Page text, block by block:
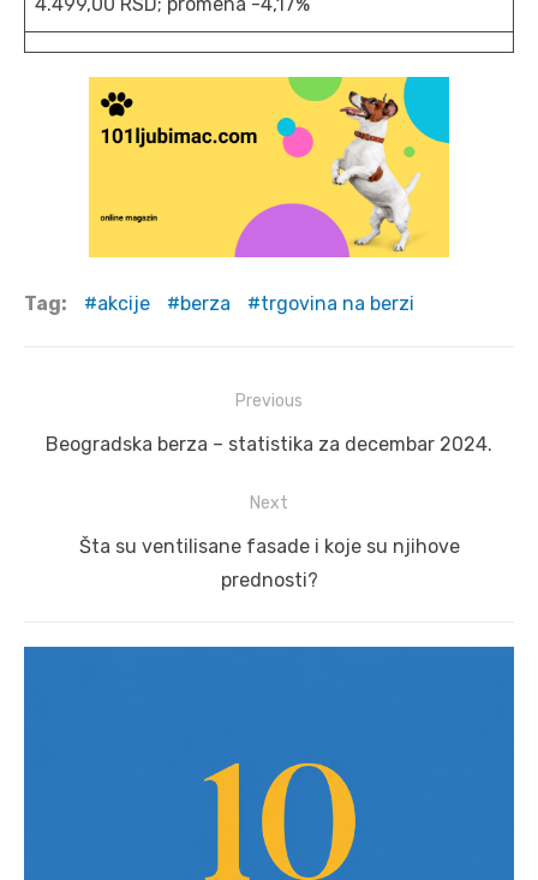
Tag: akcije berza trgovina na berzi
navigation
Previous
Previous
Beogradska berza – statistika za decembar 2024.
Next
Šta su ventilisane fasade i koje su njihove
prednosti?